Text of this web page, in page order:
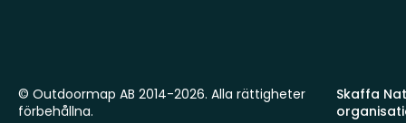
Skaffa
© Outdoormap AB 2014-2026. Alla rättigheter
förbehållna.